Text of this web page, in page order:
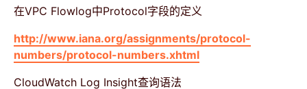
在VPC Flowlog中Protocol字段的定义
http://www.iana.org/assignments/protocol-
numbers/protocol-numbers.xhtml
CloudWatch Log Insight查询语法